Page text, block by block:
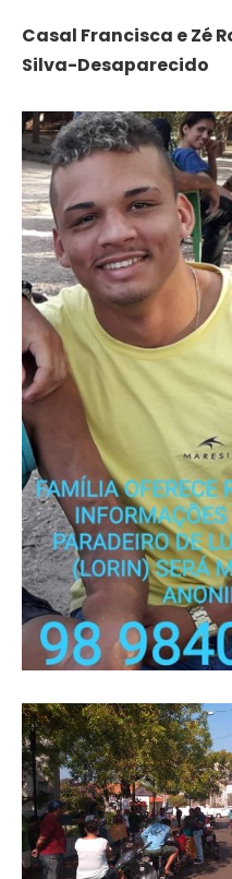
Casal Francisca e Zé
Silva-Desaparecido